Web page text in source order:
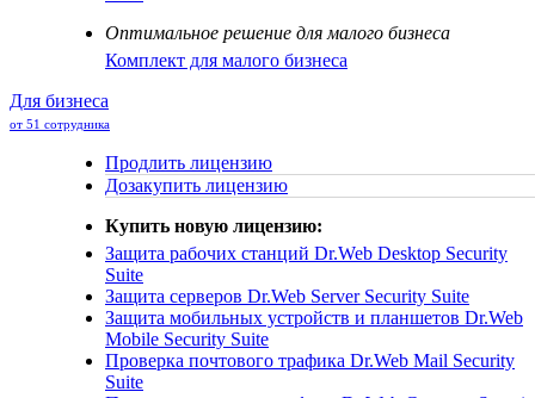
Оптимальное решение для малого бизнеса
Комплект для малого бизнеса
Для бизнеса
от 51 сотрудника
Продлить лицензию
Дозакупить лицензию
Купить новую лицензию:
Защита рабочих станций Dr.Web Desktop Security
Suite
Защита серверов Dr.Web Server Security Suite
Защита мобильных устройств и планшетов Dr.Web
Mobile Security Suite
Проверка почтового трафика Dr.Web Mail Security
Suite